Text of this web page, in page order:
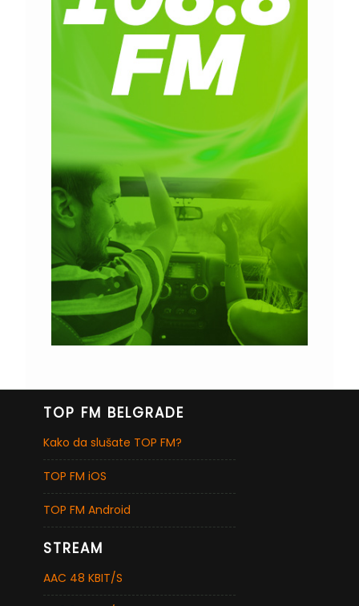
TOP FM BELGRADE
Kako da slušate TOP FM?
TOP FM iOS
TOP FM Android
STREAM
AAC 48 KBIT/S